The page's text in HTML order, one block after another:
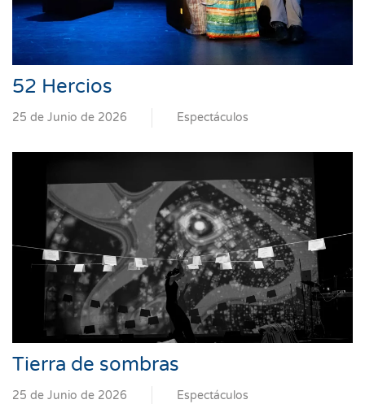
52 Hercios
25 de Junio de 2026 Espectáculos
Tierra de sombras
25 de Junio de 2026 Espectáculos